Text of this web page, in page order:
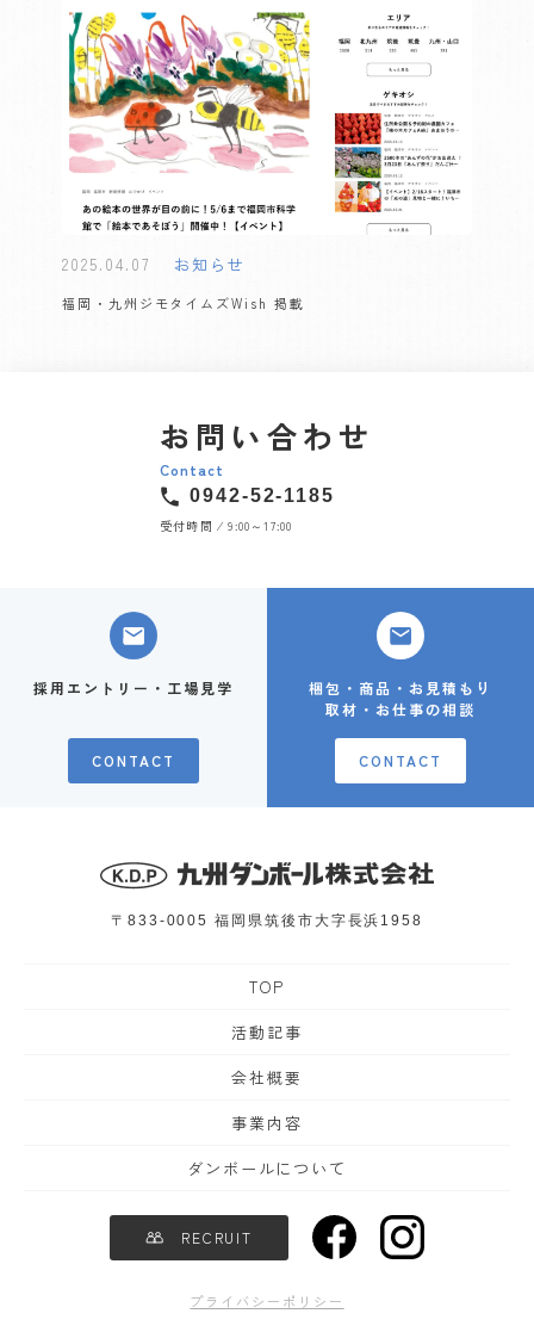
2025.04.07 お知らせ
福岡・九州ジモタイムズWish 掲載
お問い合わせ
Contact
0942-52-1185
受付時間 ⁄ 9:00～17:00
採用エントリー・工場見学
CONTACT
梱包・商品・お見積もり
取材・お仕事の相談
CONTACT
〒833-0005 福岡県筑後市大字長浜1958
TOP
活動記事
会社概要
事業内容
ダンボールについて
RECRUIT
プライバシーポリシー